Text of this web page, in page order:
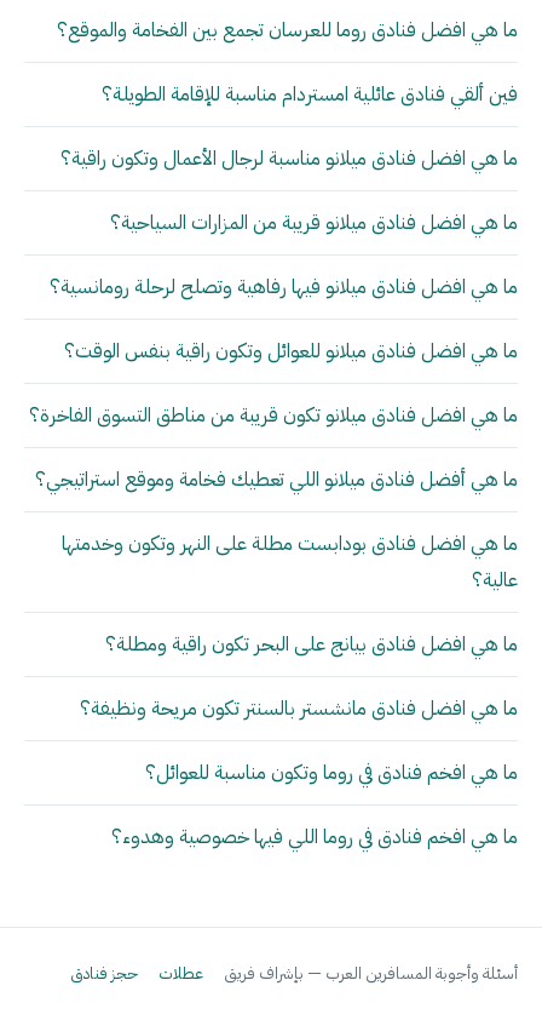
ما هي افضل فنادق روما للعرسان تجمع بين الفخامة والموقع؟
فين ألقي فنادق عائلية امستردام مناسبة للإقامة الطويلة؟
ما هي افضل فنادق ميلانو مناسبة لرجال الأعمال وتكون راقية؟
ما هي افضل فنادق ميلانو قريبة من المزارات السياحية؟
ما هي افضل فنادق ميلانو فيها رفاهية وتصلح لرحلة رومانسية؟
ما هي افضل فنادق ميلانو للعوائل وتكون راقية بنفس الوقت؟
ما هي افضل فنادق ميلانو تكون قريبة من مناطق التسوق الفاخرة؟
ما هي أفضل فنادق ميلانو اللي تعطيك فخامة وموقع استراتيجي؟
ما هي افضل فنادق بودابست مطلة على النهر وتكون وخدمتها
عالية؟
ما هي افضل فنادق بيانج على البحر تكون راقية ومطلة؟
ما هي افضل فنادق مانشستر بالسنتر تكون مريحة ونظيفة؟
ما هي افخم فنادق في روما وتكون مناسبة للعوائل؟
ما هي افخم فنادق في روما اللي فيها خصوصية وهدوء؟
أسئلة وأجوبة المسافرين العرب — بإشراف فريق عطلات حجز فنادق